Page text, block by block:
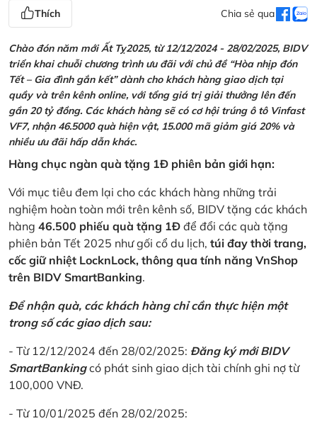
Thích Chia sẻ qua
Chào đón năm mới Ất Tỵ2025, từ 12/12/2024 - 28/02/2025, BIDV
triển khai chuỗi chương trình ưu đãi với chủ đề “Hòa nhịp đón
Tết – Gia đình gắn kết” dành cho khách hàng giao dịch tại
quầy và trên kênh online, với tổng giá trị giải thưởng lên đến
gần 20 tỷ đồng. Các khách hàng sẽ có cơ hội trúng ô tô Vinfast
VF7, nhận 46.5000 quà hiện vật, 15.000 mã giảm giá 20% và
nhiều ưu đãi hấp dẫn khác.
Hàng chục ngàn quà tặng 1Đ phiên bản giới hạn:
Với mục tiêu đem lại cho các khách hàng những trải
nghiệm hoàn toàn mới trên kênh số, BIDV tặng các khách
hàng 46.500 phiếu quà tặng 1Đ để đổi các quà tặng
phiên bản Tết 2025 như gối cổ du lịch, túi đay thời trang,
cốc giữ nhiệt LocknLock, thông qua tính năng VnShop
trên BIDV SmartBanking.
Để nhận quà, các khách hàng chỉ cần thực hiện một
trong số các giao dịch sau:
- Từ 12/12/2024 đến 28/02/2025: Đăng ký mới BIDV
SmartBankingcó phát sinh giao dịch tài chính ghi nợ từ
100,000 VNĐ.
- Từ 10/01/2025 đến 28/02/2025: